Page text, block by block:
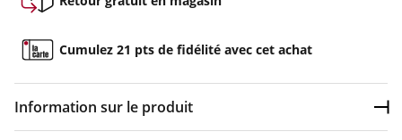
Cumulez 21 pts de fidélité avec cet achat
Information sur le produit